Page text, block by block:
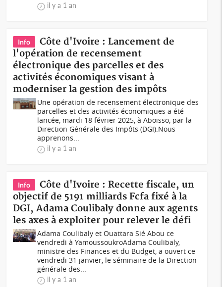
il y a 1 an
Info
Côte d'Ivoire : Lancement de
l'opération de recensement
électronique des parcelles et des
activités économiques visant à
moderniser la gestion des impôts
Une opération de recensement électronique des
parcelles et des activités économiques a été
lancée, mardi 18 février 2025, à Aboisso, par la
Direction Générale des Impôts (DGI).Nous
apprenons...
il y a 1 an
Info
Côte d'Ivoire : Recette fiscale, un
objectif de 5191 milliards Fcfa fixé à la
DGI, Adama Coulibaly donne aux agents
les axes à exploiter pour relever le défi
Adama Coulibaly et Ouattara Sié Abou ce
vendredi à YamoussoukroAdama Coulibaly,
ministre des Finances et du Budget, a ouvert ce
vendredi 31 janvier, le séminaire de la Direction
générale des...
il y a 1 an